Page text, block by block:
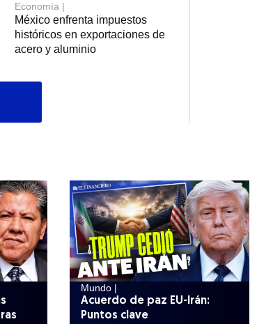
Economía |
México enfrenta impuestos
históricos en exportaciones de
acero y aluminio
Mundo |
Acuerdo de paz EU-Irán:
Puntos clave